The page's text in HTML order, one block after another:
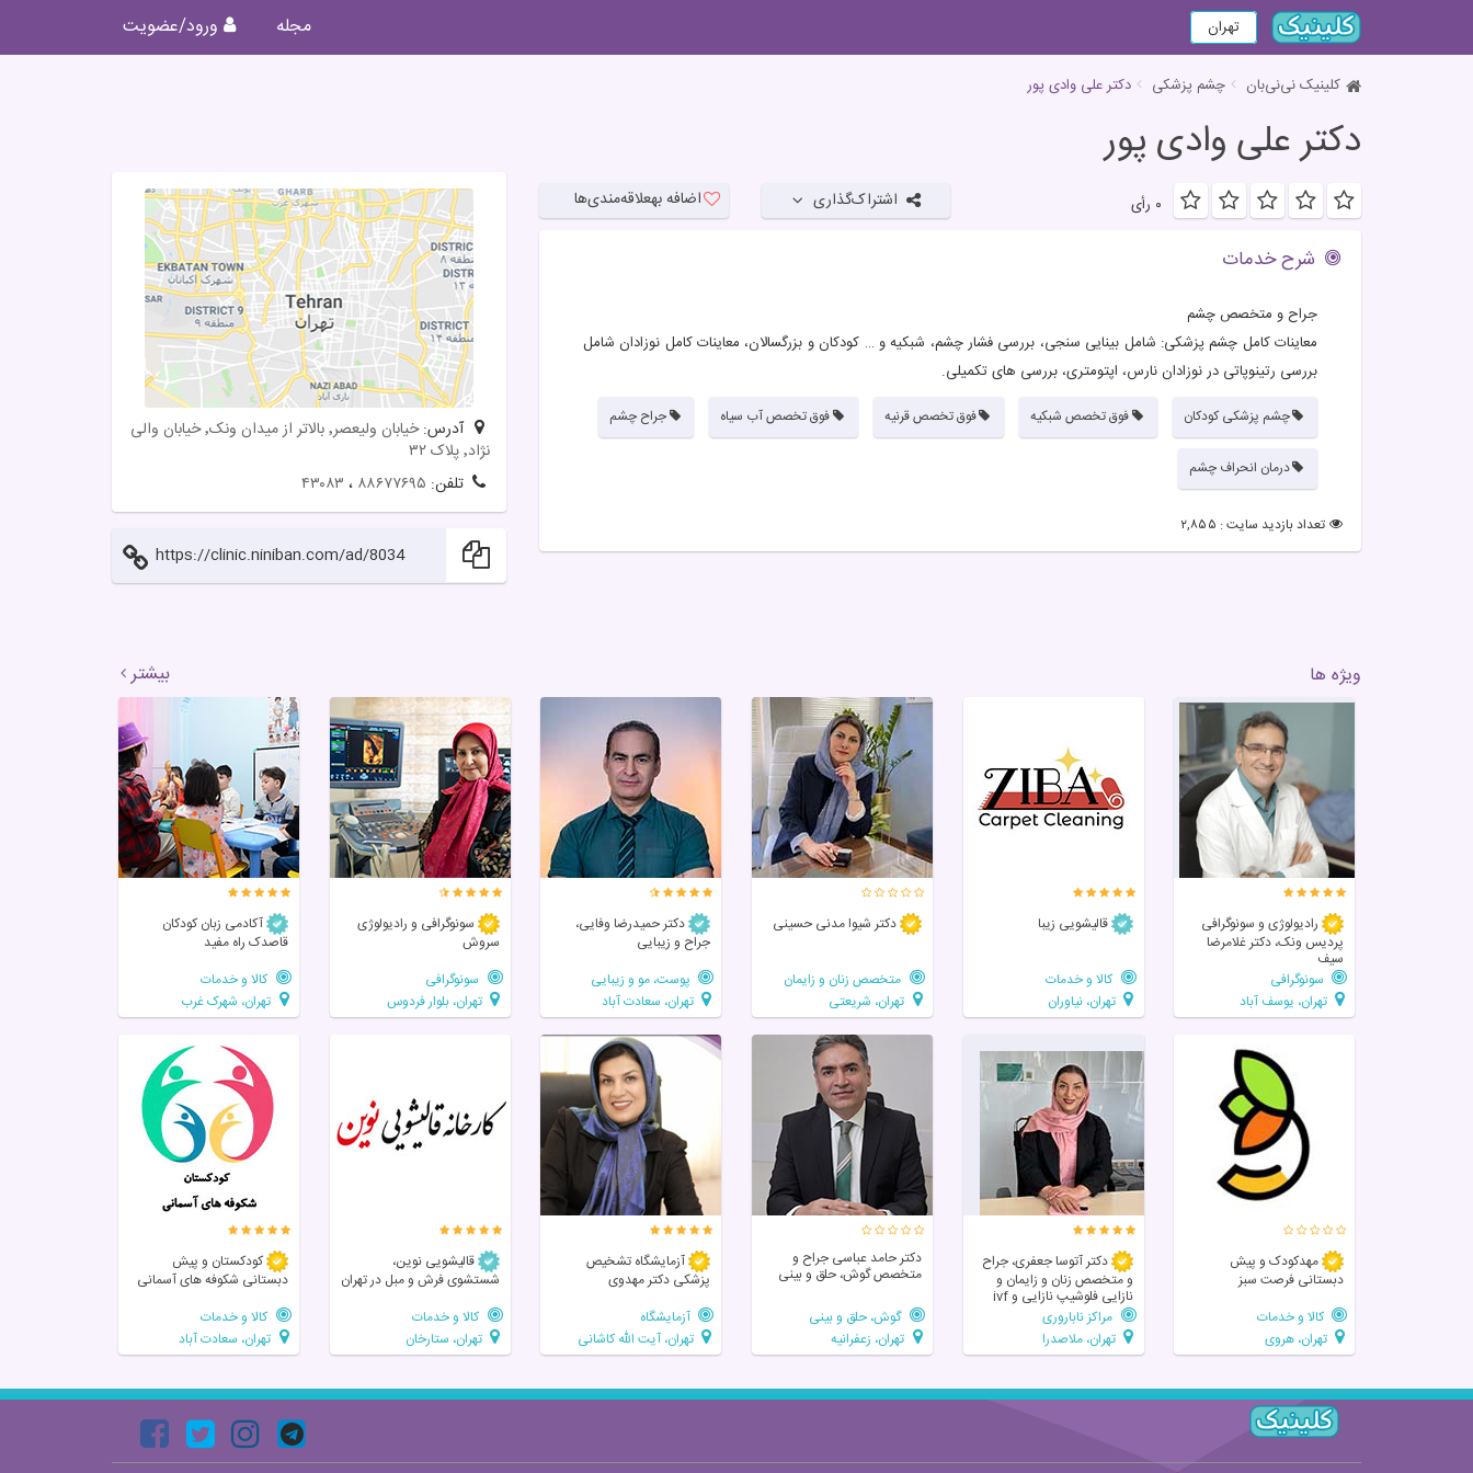
تهران مجله ورود/عضویت
کلینیک نی‌نی‌بان چشم پزشکی دکتر علی وادی پور
دکتر علی وادی پور
۰ رأی اشتراک‌گذاری اضافه بهعلاقه‌مندی‌ها
شرح خدمات
جراح و متخصص چشم
معاینات کامل چشم پزشکی: شامل بینایی سنجی، بررسی فشار چشم، شبکیه و … کودکان و بزرگسالان، معاینات کامل نوزادان شامل
بررسی رتینوپاتی در نوزادان نارس، اپتومتری، بررسی های تکمیلی.
چشم پزشکی کودکان فوق تخصص شبکیه فوق تخصص قرنیه فوق تخصص آب سیاه جراح چشم
درمان انحراف چشم
تعداد بازدید سایت : ۲,۸۵۵
آدرس:
خیابان ولیعصر٬ بالاتر از میدان ونک٬ خیابان والی
نژاد٬ پلاک ۳۲
تلفن: ۸۸۶۷۷۶۹۵ ، ۴۳۰۸۳
https://clinic.niniban.com/ad/8034
ویژه ها بیشتر
رادیولوژی و سونوگرافی
پردیس ونک، دکتر غلامرضا
سیف
سونوگرافی
تهران، یوسف آباد
قالیشویی زیبا
کالا و خدمات
تهران، نیاوران
دکتر شیوا مدنی حسینی
متخصص زنان و زایمان
تهران، شریعتی
دکتر حمیدرضا وفایی،
جراح و زیبایی
پوست، مو و زیبایی
تهران، سعادت آباد
سونوگرافی و رادیولوژی
سروش
سونوگرافی
تهران، بلوار فردوس
آکادمی زبان کودکان
قاصدک راه مفید
کالا و خدمات
تهران، شهرک غرب
مهدکودک و پیش
دبستانی فرصت سبز
کالا و خدمات
تهران، هروی
دکتر آتوسا جعفری، جراح
و متخصص زنان و زایمان و
نازایی فلوشیپ نازایی و ivf
مراکز ناباروری
تهران، ملاصدرا
دکتر حامد عباسی جراح و
متخصص گوش، حلق و بینی
گوش، حلق و بینی
تهران، زعفرانیه
آزمایشگاه تشخیص
پزشکی دکتر مهدوی
آزمایشگاه
تهران، آیت الله کاشانی
قالیشویی نوین،
شستشوی فرش و مبل در تهران
کالا و خدمات
تهران، ستارخان
کودکستان و پیش
دبستانی شکوفه های آسمانی
کالا و خدمات
تهران، سعادت آباد